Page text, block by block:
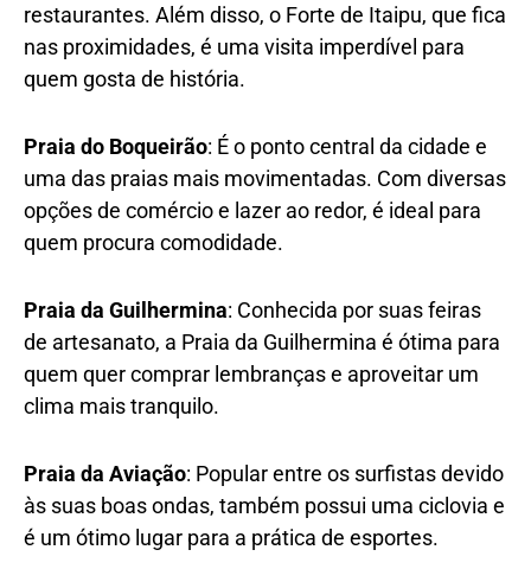
restaurantes. Além disso, o Forte de Itaipu, que fica
nas proximidades, é uma visita imperdível para
quem gosta de história.
Praia do Boqueirão: É o ponto central da cidade e
uma das praias mais movimentadas. Com diversas
opções de comércio e lazer ao redor, é ideal para
quem procura comodidade.
Praia da Guilhermina: Conhecida por suas feiras
de artesanato, a Praia da Guilhermina é ótima para
quem quer comprar lembranças e aproveitar um
clima mais tranquilo.
Praia da Aviação: Popular entre os surfistas devido
às suas boas ondas, também possui uma ciclovia e
é um ótimo lugar para a prática de esportes.